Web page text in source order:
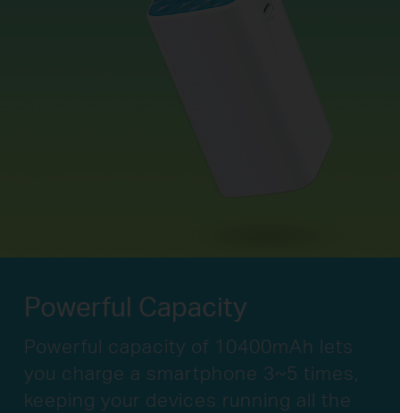
Powerful Capacity
Powerful capacity of 10400mAh lets
you charge a smartphone 3~5 times,
keeping your devices running all the